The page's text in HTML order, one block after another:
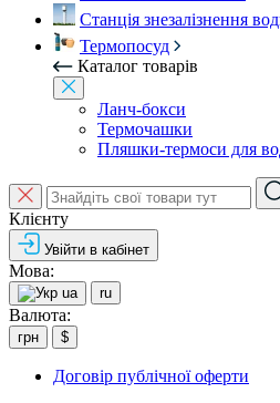
Станція знезалізнення
Термопосуд
Каталог товарів
Ланч-бокси
Термочашки
Пляшки-термоси для
Клієнту
Увійти в кабінет
Мова:
ua ru
Валюта:
грн $
Договір публічної оферти